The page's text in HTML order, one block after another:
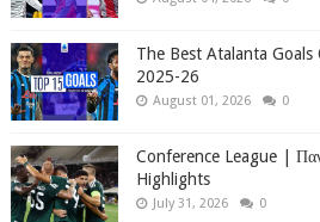
The Best Atalanta
2025-26
August 01, 2026 0
Conference League |
Highlights
July 31, 2026 0